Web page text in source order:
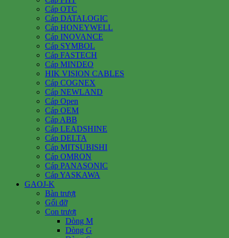
Cáp OTC
Cáp DATALOGIC
Cáp HONEYWELL
Cáp INOVANCE
Cáp SYMBOL
Cáp FASTECH
Cáp MINDEO
HIK VISION CABLES
Cáp COGNEX
Cáp NEWLAND
Cáp Open
Cáp OEM
Cáp ABB
Cáp LEADSHINE
Cáp DELTA
Cáp MITSUBISHI
Cáp OMRON
Cáp PANASONIC
Cáp YASKAWA
GAOJ-K
Bàn trượt
Gối đỡ
Con trượt
Dòng M
Dòng G